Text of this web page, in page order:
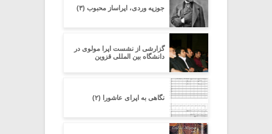
جوزپه وردی، اپراساز محبوب (۳)
گزارشی از نشست اپرا مولوی در
دانشگاه بین المللی قزوین
نگاهی به اپرای عاشورا (۲)